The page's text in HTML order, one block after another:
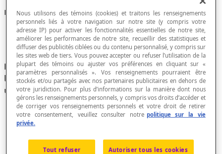
Frontière
Nom donné à l'ensemble des points formant une
ligne fermée qui délimite unerégion intérieureou
undemi-plan
Nous utilisons des témoins (cookies) et traitons les renseignements
personnels liés à votre navigation sur notre site (y compris votre
adresse IP) pour activer les fonctionnalités essentielles de notre site,
améliorer les performances de notre site, recueillir des statistiques et
diffuser des publicités ciblées ou du contenu personnalisé, y compris sur
les sites web de tiers. Vous pouvez accepter ou refuser l’utilisation de la
plupart des témoins ou ajuster vos préférences en cliquant sur «
paramètres personnalisés ». Vos renseignements pourraient être
stockés et/ou partagés avec nos partenaires publicitaires en dehors de
votre juridiction. Pour plus d’informations sur la manière dont nous
gérons les renseignements personnels, y compris vos droits d’accéder et
de corriger vos renseignements personnels et votre droit de retirer
votre consentement, veuillez consulter notre politique sur la vie
privée.
Tout refuser Autoriser tous les cookies